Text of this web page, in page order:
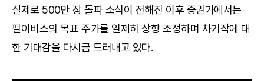
실제로 500만 장 돌파 소식이 전해진 이후 증권가에서는
펄어비스의 목표 주가를 일제히 상향 조정하며 차기작에 대
한 기대감을 다시금 드러내고 있다.